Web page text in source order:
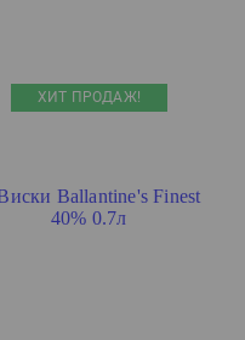
ХИТ ПРОДАЖ!